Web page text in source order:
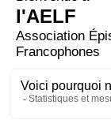
invite des
des boiteux,
heureux
parce qu’ils
cela te sera
– Acclamons